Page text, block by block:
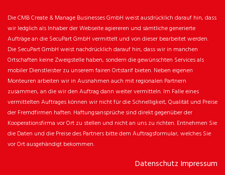
Die CMB Create & Manage Businesses GmbH weist ausdrücklich darauf hin, dass
wir ledglich als Inhaber der Webseite agiereren und sämtliche generierte
Aufträge an die SecuPart GmbH vermittelt und von dieser bearbeitet werden.
Die SecuPart GmbH weist nachdrücklich darauf hin, dass wir in manchen
Ortschaften keine Zweigstelle haben, sondern die gewünschten Services als
mobiler Dienstleister zu unserem fairen Ortstarif bieten. Neben eigenen
Monteuren arbeiten wir in Ausnahmen auch mit regionalen Partnern
zusammen, an die wir den Auftrag dann weiter vermitteln. Im Falle eines
vermittelten Auftrages können wir nicht für die Schnelligkeit, Qualität und Preise
der Fremdfirmen haften. Haftungsansprüche sind direkt gegenüber der
Kooperationsfirma vor Ort zu stellen und nicht an uns zu richten. Entnehmen Sie
die Daten und die Preise des Partners bitte dem Auftragsformular, welches Sie
vor Ort ausgehändigt bekommen.
Datenschutz Impressum